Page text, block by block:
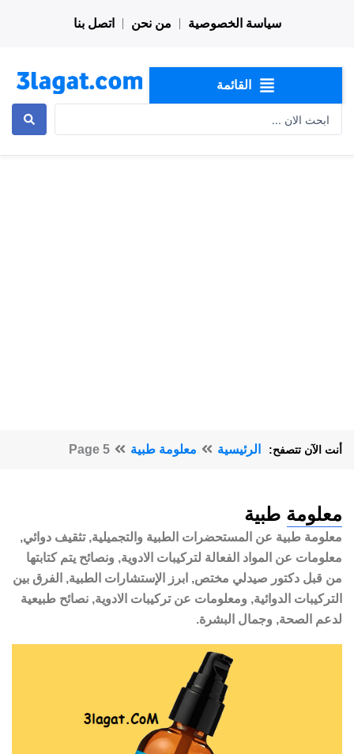
سياسة الخصوصية من نحن اتصل بنا
القائمة
أنت الآن تتصفح: الرئيسية معلومة طبية Page 5
معلومة طبية
معلومة طبية عن المستحضرات الطبية والتجميلية, تثقيف دوائي,
معلومات عن المواد الفعالة لتركيبات الادوية, ونصائح يتم كتابتها
من قبل دكتور صيدلي مختص, ابرز الإستشارات الطبية, الفرق بين
التركيبات الدوائية, ومعلومات عن تركيبات الادوية, نصائح طبيعية
لدعم الصحة, وجمال البشرة.